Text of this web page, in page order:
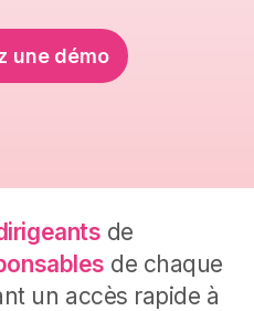
une démo
de
de chaque
un accès rapide à